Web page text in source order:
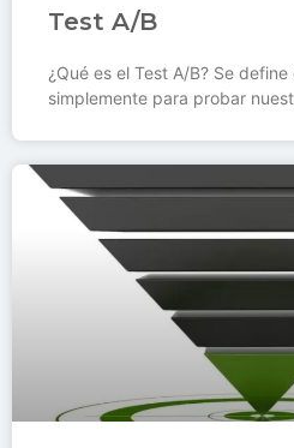
Test A/B
¿Qué es el Test A/B? Se define
simplemente para probar